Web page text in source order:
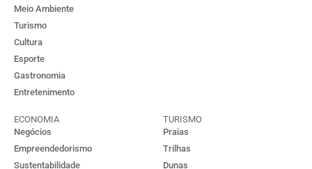
Meio Ambiente
Turismo
Cultura
Esporte
Gastronomia
Entretenimento
ECONOMIA
Negócios
Empreendedorismo
Sustentabilidade
TURISMO
Praias
Trilhas
Dunas